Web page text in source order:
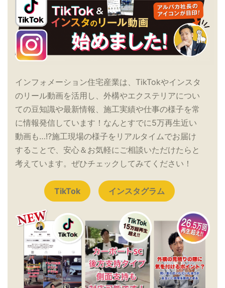
インフォメーション住宅産業は、TikTokやインスタ
のリール動画を活用し、外構やエクステリアについ
ての豆知識や最新情報、施工実績や仕事の様子を常
に情報発信しています！なんとすでに5万再生近い
動画も…!?施工現場の様子をリアルタイムでお届け
することで、安心＆お気軽にご相談いただけたらと
考えています。ぜひチェックしてみてください！
TikTok インスタグラム